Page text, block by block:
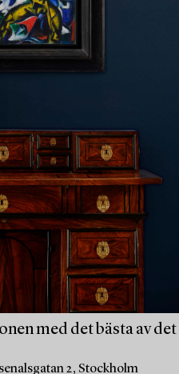
med det bästa av det
2, Stockholm